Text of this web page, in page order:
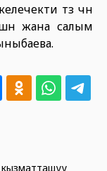
түзүү үчүн
жана салым